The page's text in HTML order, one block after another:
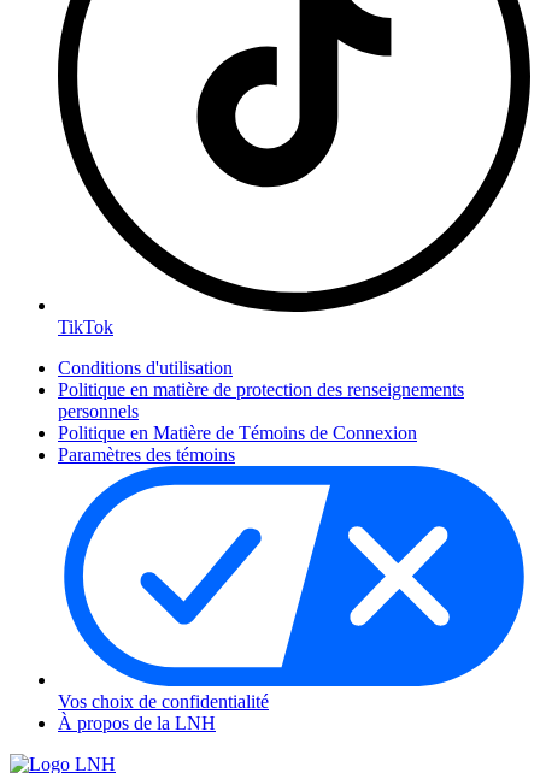
TikTok
Conditions d'utilisation
Politique en matière de protection des renseignements
personnels
Politique en Matière de Témoins de Connexion
Paramètres des témoins
Vos choix de confidentialité
À propos de la LNH